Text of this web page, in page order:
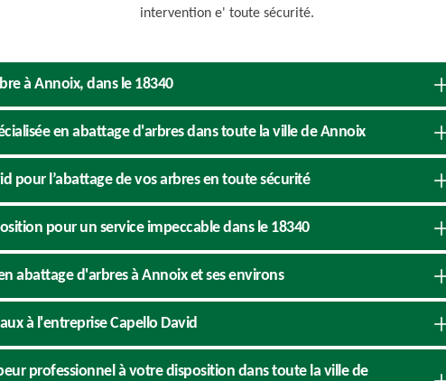
intervention e' toute sécurité.
à Annoix, dans le 18340
en abattage d'arbres dans toute la ville de Annoix
pour l’abattage de vos arbres en toute sécurité
pour un service impeccable dans le 18340
abattage d'arbres à Annoix et ses environs
à l'entreprise Capello David
professionnel à votre disposition dans toute la ville de